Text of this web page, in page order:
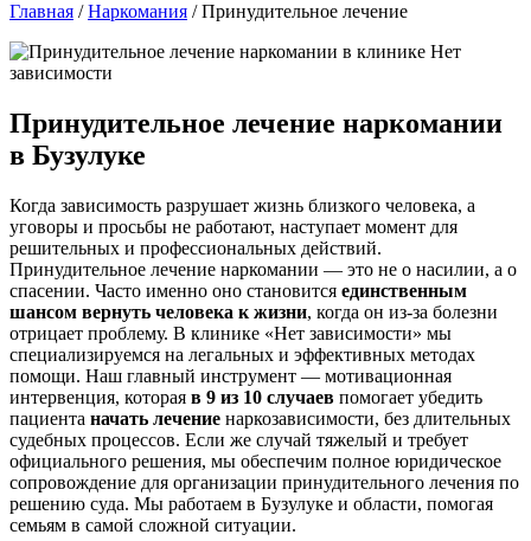
Главная /Наркомания /Принудительное лечение
Принудительное лечение наркомании
в Бузулуке
Когда зависимость разрушает жизнь близкого человека, а
уговоры и просьбы не работают, наступает момент для
решительных и профессиональных действий.
Принудительное лечение наркомании — это не о насилии, а о
спасении. Часто именно оно становится единственным
шансом вернуть человека к жизни, когда он из-за болезни
отрицает проблему. В клинике «Нет зависимости» мы
специализируемся на легальных и эффективных методах
помощи. Наш главный инструмент — мотивационная
интервенция, которая в 9 из 10 случаев помогает убедить
пациента начать лечение наркозависимости, без длительных
судебных процессов. Если же случай тяжелый и требует
официального решения, мы обеспечим полное юридическое
сопровождение для организации принудительного лечения по
решению суда. Мы работаем в Бузулуке и области, помогая
семьям в самой сложной ситуации.